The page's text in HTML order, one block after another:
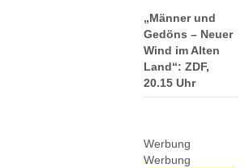
„Männer und
Gedöns – Neuer
Wind im Alten
Land“: ZDF,
20.15 Uhr
Werbung
Werbung